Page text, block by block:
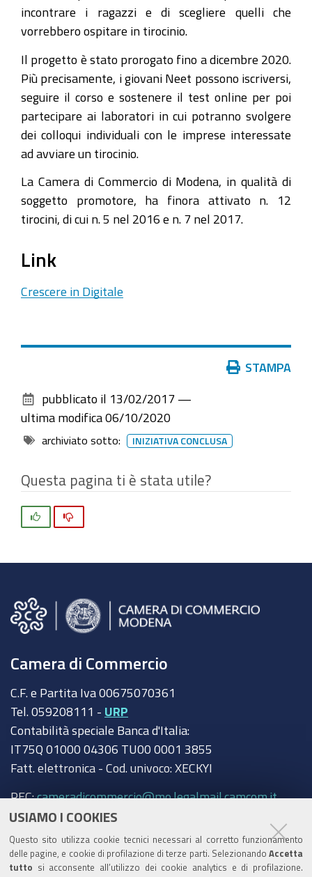
USIAMO I COOKIES
Questo sito utilizza cookie tecnici necessari al corretto funzionamento
delle pagine, e cookie di profilazione di terze parti. Selezionando Accetta
tutto si acconsente all’utilizzo dei cookie analytics e di profilazione.
incontrare i ragazzi e di scegliere quelli che
vorrebbero ospitare in tirocinio.
Il progetto è stato prorogato fino a dicembre 2020.
Più precisamente, i giovani Neet possono iscriversi,
seguire il corso e sostenere il test online per poi
partecipare ai laboratori in cui potranno svolgere
dei colloqui individuali con le imprese interessate
ad avviare un tirocinio.
La Camera di Commercio di Modena, in qualità di
soggetto promotore, ha finora attivato n. 12
tirocini, di cui n. 5 nel 2016 e n. 7 nel 2017.
Link
Crescere in Digitale
documento
STAMPA
pubblicato il 13/02/2017 —
ultima modifica 06/10/2020
archiviato sotto: INIZIATIVA CONCLUSA
Questa pagina ti è stata utile?
Camera di Commercio
C.F. e Partita Iva 00675070361
Tel. 059208111 - URP
Contabilità speciale Banca d'Italia:
IT75Q 01000 04306 TU00 0001 3855
Fatt. elettronica - Cod. univoco: XECKYI
PEC:cameradicommercio@mo.legalmail.camcom.it
Trasparenza
Amministrazione trasparente